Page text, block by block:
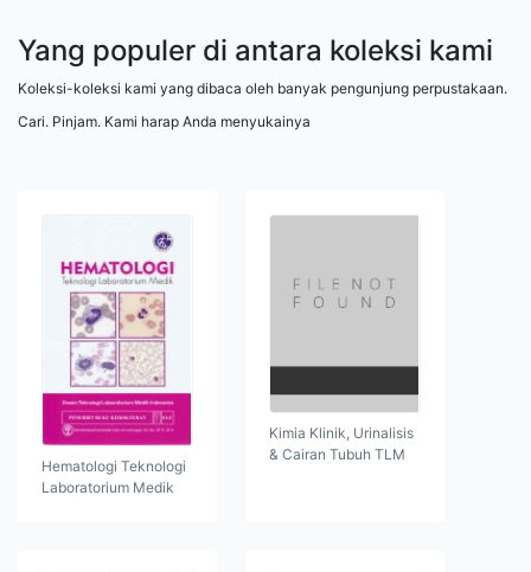
Yang populer di antara koleksi kami
Koleksi-koleksi kami yang dibaca oleh banyak pengunjung perpustakaan.
Cari. Pinjam. Kami harap Anda menyukainya
Hematologi Teknologi
Laboratorium Medik
Kimia Klinik, Urinalisis
& Cairan Tubuh TLM